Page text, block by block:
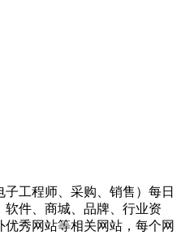
工程师、采购、销售）每日
件、商城、品牌、行业资
秀网站等相关网站，每个网